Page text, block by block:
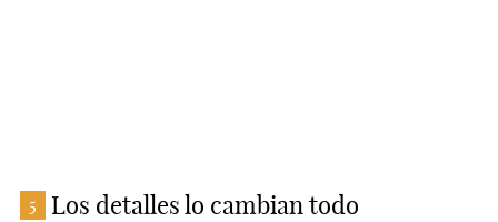
5 Los detalles lo cambian todo